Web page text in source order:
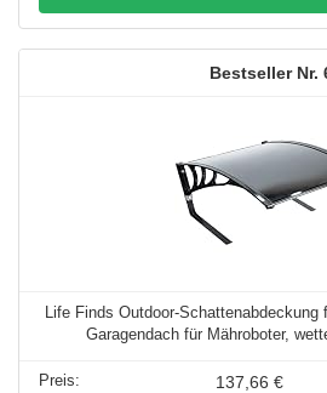
Life Finds Outdoor-Schattenabdeckung
Garagendach für Mähroboter,
137,66 €